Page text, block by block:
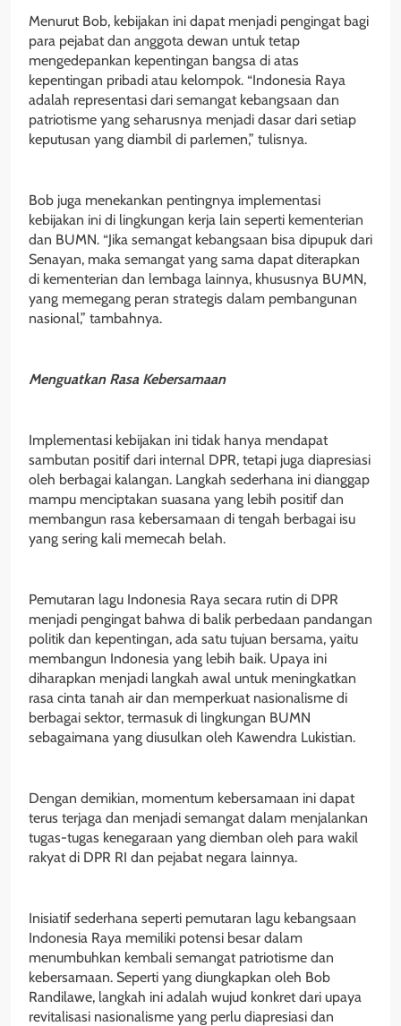
Menurut Bob, kebijakan ini dapat menjadi pengingat bagi
para pejabat dan anggota dewan untuk tetap
mengedepankan kepentingan bangsa di atas
kepentingan pribadi atau kelompok. “Indonesia Raya
adalah representasi dari semangat kebangsaan dan
patriotisme yang seharusnya menjadi dasar dari setiap
keputusan yang diambil di parlemen,” tulisnya.
Bob juga menekankan pentingnya implementasi
kebijakan ini di lingkungan kerja lain seperti kementerian
dan BUMN. “Jika semangat kebangsaan bisa dipupuk dari
Senayan, maka semangat yang sama dapat diterapkan
di kementerian dan lembaga lainnya, khususnya BUMN,
yang memegang peran strategis dalam pembangunan
nasional,” tambahnya.
Menguatkan Rasa Kebersamaan
Implementasi kebijakan ini tidak hanya mendapat
sambutan positif dari internal DPR, tetapi juga diapresiasi
oleh berbagai kalangan. Langkah sederhana ini dianggap
mampu menciptakan suasana yang lebih positif dan
membangun rasa kebersamaan di tengah berbagai isu
yang sering kali memecah belah.
Pemutaran lagu Indonesia Raya secara rutin di DPR
menjadi pengingat bahwa di balik perbedaan pandangan
politik dan kepentingan, ada satu tujuan bersama, yaitu
membangun Indonesia yang lebih baik. Upaya ini
diharapkan menjadi langkah awal untuk meningkatkan
rasa cinta tanah air dan memperkuat nasionalisme di
berbagai sektor, termasuk di lingkungan BUMN
sebagaimana yang diusulkan oleh Kawendra Lukistian.
Dengan demikian, momentum kebersamaan ini dapat
terus terjaga dan menjadi semangat dalam menjalankan
tugas-tugas kenegaraan yang diemban oleh para wakil
rakyat di DPR RI dan pejabat negara lainnya.
Inisiatif sederhana seperti pemutaran lagu kebangsaan
Indonesia Raya memiliki potensi besar dalam
menumbuhkan kembali semangat patriotisme dan
kebersamaan. Seperti yang diungkapkan oleh Bob
Randilawe, langkah ini adalah wujud konkret dari upaya
revitalisasi nasionalisme yang perlu diapresiasi dan